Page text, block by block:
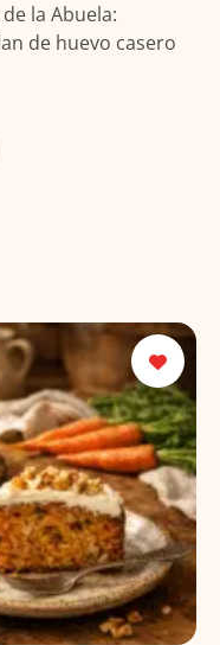
la Abuela:
de huevo casero